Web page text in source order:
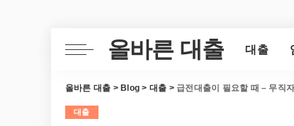
올바른 대출 대출
올바른 대출 > Blog > 대출 > 급전대출이 필요할 때 – 무직
대출